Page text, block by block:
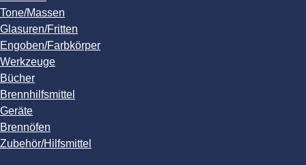
Tone/Massen
Glasuren/Fritten
Engoben/Farbkörper
Werkzeuge
Bücher
Brennhilfsmittel
Geräte
Brennöfen
Zubehör/Hilfsmittel